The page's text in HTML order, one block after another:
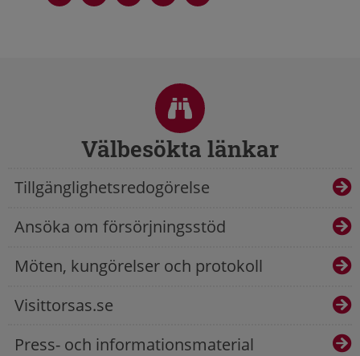
Välbesökta länkar
Tillgänglighetsredogörelse
Ansöka om försörjningsstöd
Möten, kungörelser och protokoll
Visittorsas.se
Press- och informationsmaterial